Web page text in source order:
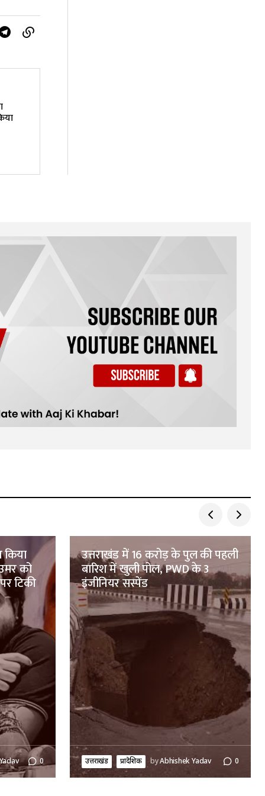
को
टिकी
0
उत्तराखंड में 16 करोड़ के पुल की पहली
बारिश में खुली पोल, PWD के 3
इंजीनियर सस्पेंड
उत्तराखंड प्रादेशिक byAbhishek Yadav 0